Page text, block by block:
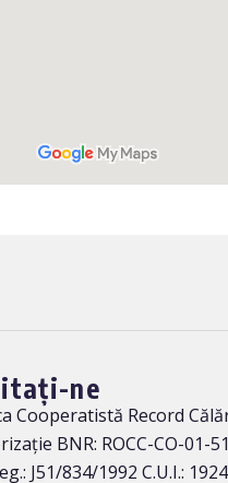
ne
Cooperatistă Record
BNR: ROCC-CO-01-
J51/834/1992 C.U.I.: